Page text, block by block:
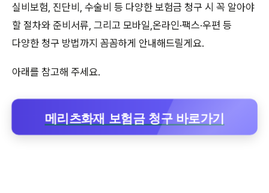
실비보험, 진단비, 수술비 등 다양한 보험금 청구 시 꼭 알아야
할 절차와 준비서류, 그리고 모바일,온라인·팩스·우편 등
다양한 청구 방법까지 꼼꼼하게 안내해드릴게요.
아래를 참고해 주세요.
메리츠화재 보험금 청구 바로가기